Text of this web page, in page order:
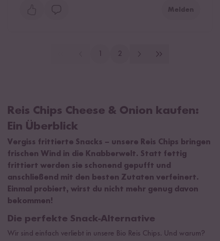
Melden
2
Reis Chips Cheese & Onion kaufen:
Ein Überblick
Vergiss frittierte Snacks – unsere Reis Chips bringen
frischen Wind in die Knabberwelt. Statt fettig
frittiert werden sie schonend gepufft und
anschließend mit den besten Zutaten verfeinert.
Einmal probiert, wirst du nicht mehr genug davon
bekommen!
Die perfekte Snack-Alternative
Wir sind einfach verliebt in unsere Bio Reis Chips. Und warum?